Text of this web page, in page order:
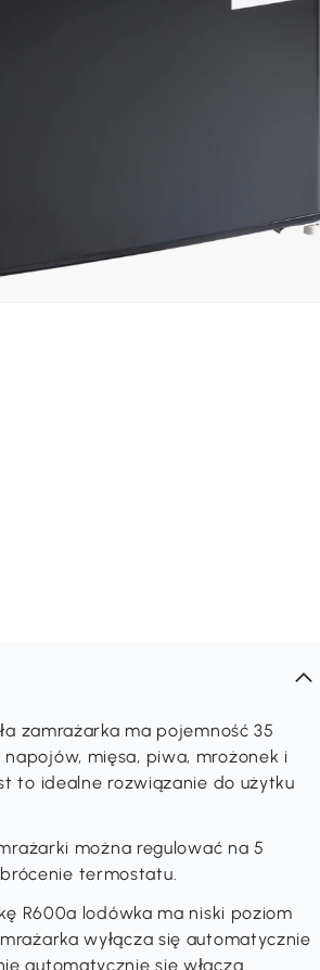
zamrażarka ma pojemność 35
mięsa, piwa, mrożonek i
to idealne rozwiązanie do użytku
można regulować na 5
termostatu.
R600a lodówka ma niski poziom
wyłącza się automatycznie
automatycznie się włącza.